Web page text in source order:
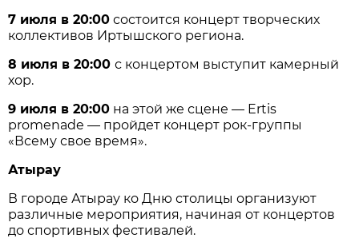
7 июля в 20:00 состоится концерт творческих
коллективов Иртышского региона.
8 июля в 20:00с концертом выступит камерный
хор.
9 июля в 20:00 на этой же сцене — Ertis
promenade — пройдет концерт рок-группы
«Всему свое время».
Атырау
В городе Атырау ко Дню столицы организуют
различные мероприятия, начиная от концертов
до спортивных фестивалей.